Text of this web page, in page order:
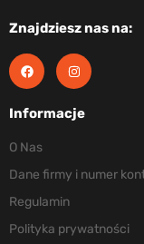
Znajdziesz nas na:
Informacje
O Nas
Dane firmy i numer
Regulamin
Polityka prywatności